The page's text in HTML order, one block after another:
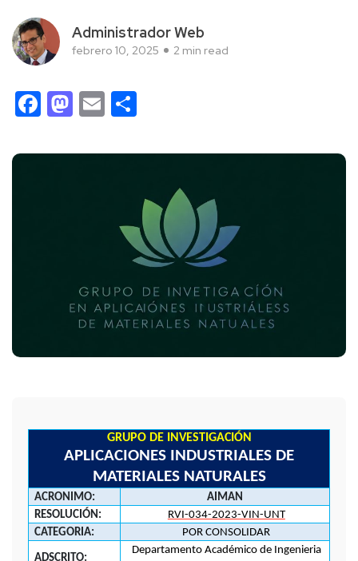
Administrador Web
febrero 10, 2025 2 min read
Facebook
Mastodon
Email
GRUPO DE INVESTIGACIÓN
APLICACIONES INDUSTRIALES DE
MATERIALES NATURALES
ACRONIMO:
AIMAN
RESOLUCIÓN:
RVI-034-2023-VIN-UNT
CATEGORIA:
POR CONSOLIDAR
ADSCRITO:
Departamento Académico de Ingenieria